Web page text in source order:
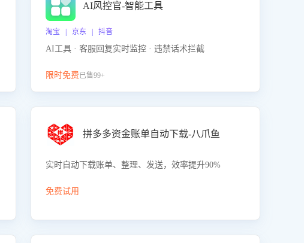
AI风控官-智能工具
淘宝 | 京东 | 抖音
AI工具 · 客服回复实时监控 · 违禁话术拦截
限时免费已售99+
拼多多资金账单自动下载-八爪鱼
实时自动下载账单、整理、发送，效率提升90%
免费试用